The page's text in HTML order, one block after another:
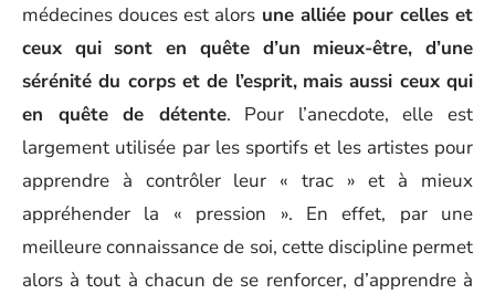
médecines douces est alors une alliée pour celles et
ceux qui sont en quête d’un mieux-être, d’une
sérénité du corps et de l’esprit, mais aussi ceux qui
en quête de détente. Pour l’anecdote, elle est
largement utilisée par les sportifs et les artistes pour
apprendre à contrôler leur « trac » et à mieux
appréhender la « pression ». En effet, par une
meilleure connaissance de soi, cette discipline permet
alors à tout à chacun de se renforcer, d’apprendre à